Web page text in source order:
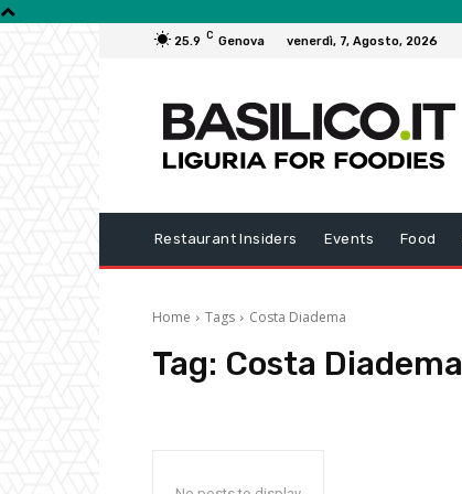
25.9 C Genova venerdì, 7, Agosto, 2026
Restaurant Insiders Events Food
Home Tags Costa Diadema
Tag: Costa Diadema